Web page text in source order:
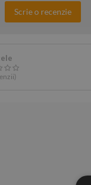
Scrie o recenzie
)